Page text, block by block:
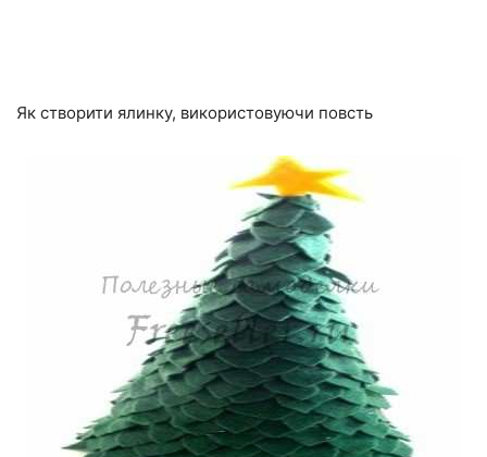
Як створити ялинку, використовуючи повсть